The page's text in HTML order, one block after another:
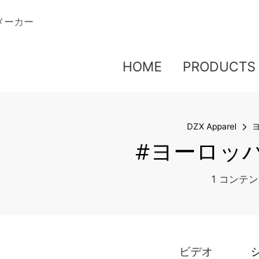
ーカー
HOME PRODUCTS
DZX Apparel
#ヨーロッ
1 コンテ
ビデオ